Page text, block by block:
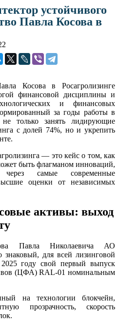
устойчивого
Павла Косова в
Косова в Росагролизинге
финансовой дисциплины и
и финансовых
за годы работы в
только занять лидирующие
с долей 74%, но и укрепить
— это кейс о том, как
быть флагманом инноваций,
через самые современные
оценки от независимых
активы: выход
Павла Николаевича АО
знаковый, для всей лизинговой
году свой первый выпуск
(ЦФА) RAL-01 номинальным
на технологии блокчейн,
прозрачность, скорость